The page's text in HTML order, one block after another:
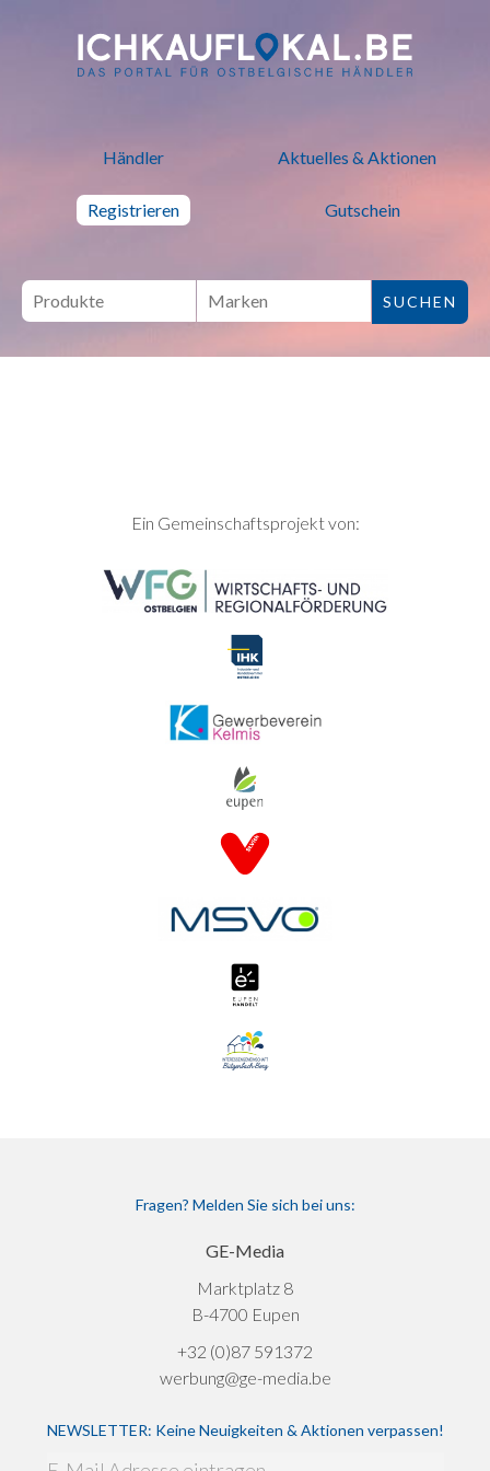
ich kauf lokal - Bei lokalen
Händler Aktuelles & Aktionen
Registrieren Gutschein
SEITENFUSSEin Gemeinschaftsprojekt von:
Fragen? Melden Sie sich bei uns:
GE-Media
Marktplatz 8
B-4700 Eupen
+32 (0)87 591372
werbung@ge-media.be
NEWSLETTER: Keine Neuigkeiten & Aktionen verpassen!